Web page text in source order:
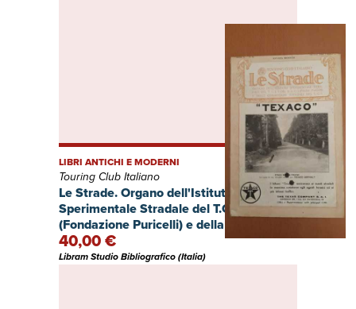
Le Strade. Organo dell'Istituto
Sperimentale Stradale del T.C.I.
(Fondazione Puricelli) e della
Commissione Miglioramento Strade del
T.C.I. Anno X - N. 6. Giugno 1928.
LIBRI ANTICHI E MODERNI
Touring Club Italiano
40,00 €
Libram Studio Bibliografico (Italia)